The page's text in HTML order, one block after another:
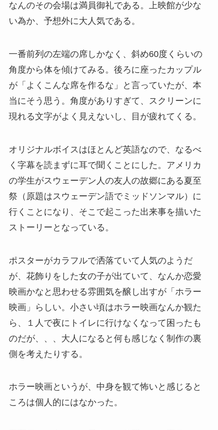
なんのその会場は満員御礼である。上映館が少な
い為か、予想外に大人気である。
一番前列の左端の席しかなく、斜め60度くらいの
角度から体を傾けてみる。後ろに座ったカップル
が「よくこんな席を作るな」と言っていたが、本
当にそう思う。角度がありすぎて、スクリーンに
現れる文字がよく見えないし、目が疲れてくる。
オリジナルボイスはほとんど英語なので、なるべ
く字幕を読まずに耳で聞くことにした。アメリカ
の学生がスウェーデン人の友人の故郷にある夏至
祭（原題はスウェーデン語でミッドソンマル）に
行くことになり、そこで起こった出来事を描いた
ストーリーとなっている。
ポスターがカラフルで洒落ていて人気のようだ
が、花飾りをした女の子が出ていて、なんか恋愛
映画かなと思わせる雰囲気を醸し出すが「ホラー
映画」らしい。小さい頃はホラー映画なんか観た
ら、１人で夜にトイレに行けなくなって困ったも
のだが、、、大人になると何も感じなく制作の裏
側を考えたりする。
ホラー映画というが、中身を観て怖いと感じると
ころは個人的にはなかった。